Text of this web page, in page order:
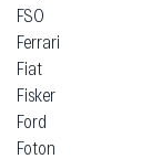
FSO
Ferrari
Fiat
Fisker
Ford
Foton